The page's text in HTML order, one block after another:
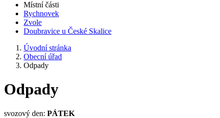
Místní části
Rychnovek
Zvole
Doubravice u České Skalice
Úvodní stránka
Obecní úřad
Odpady
Odpady
svozový den: PÁTEK